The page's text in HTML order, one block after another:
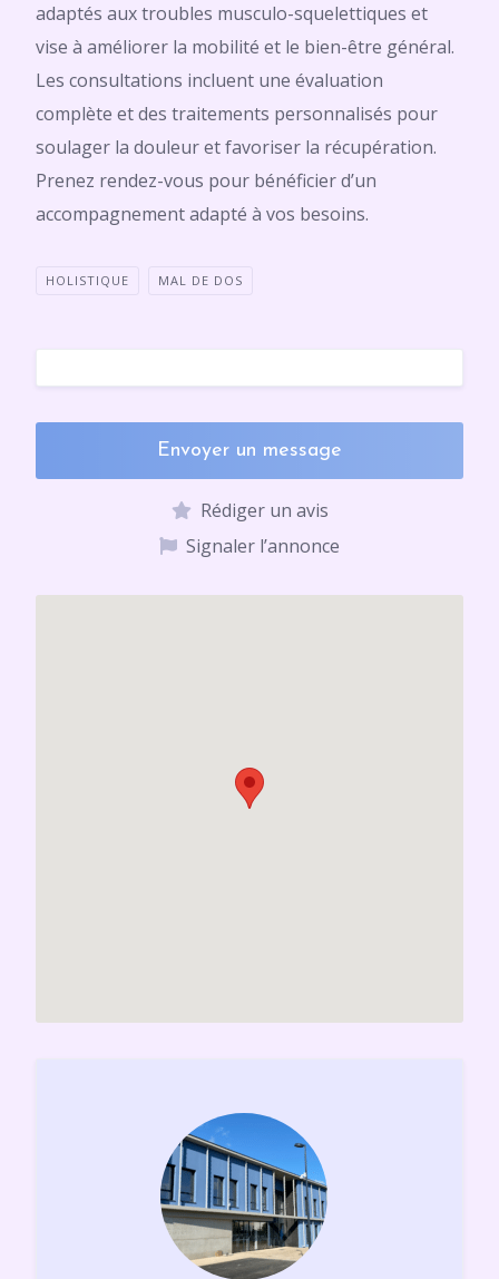
adaptés aux troubles musculo-squelettiques et
vise à améliorer la mobilité et le bien-être général.
Les consultations incluent une évaluation
complète et des traitements personnalisés pour
soulager la douleur et favoriser la récupération.
Prenez rendez-vous pour bénéficier d’un
accompagnement adapté à vos besoins.
HOLISTIQUE MAL DE DOS
Envoyer un message
Rédiger un avis
Signaler l’annonce